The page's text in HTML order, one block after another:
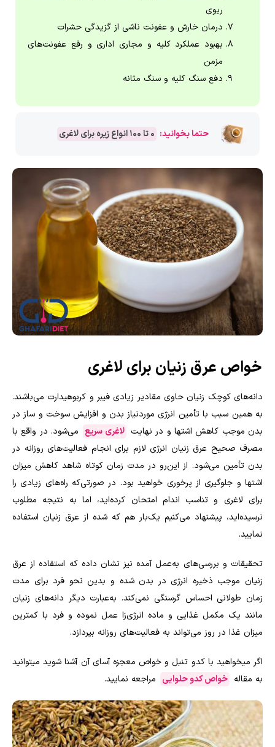
ریوی
درمان خارش و عفونت ناشی از گزیدگی حشرات
بهبود عملکرد کلیه و مجاری اداری و رفع عفونت‌های
مزمن
دفع سنگ کلیه و سنگ مثانه
حتما بخوانید: 0 تا 100 انواع زیره برای لاغری
خواص عرق زنیان برای لاغری
دانه‌های کوچک زنیان حاوی مقادیر زیادی فیبر و کربوهیدارت می‌باشند.
به همین سبب با تأمین انرژی موردنیاز بدن و افزایش سوخت و ساز در
بدن موجب کاهش اشتها و در نهایت لاغری سریع می‌شود. در واقع با
مصرف صحیح عرق زنیان انرژی لازم برای انجام فعالیت‌های روزانه در
بدن تأمین می‌شود. از این‌رو در مدت زمان کوتاه شاهد کاهش میزان
اشتها و جلوگیری از پرخوری خواهید بود. در صورتی‌که راه‌های زیادی را
برای لاغری و تناسب اندام امتحان کرده‌اید، اما به نتیجه مطلوب
نرسیده‌اید، پیشنهاد می‌کنیم یک‌بار هم که شده از عرق زنیان استفاده
نمایید.
تحقیقات و بررسی‌های به‌عمل آمده نیز نشان داده که استفاده از عرق
زنیان موجب ذخیره انرژی در بدن شده و بدین نحو فرد برای مدت
زمان طولانی احساس گرسنگی نمی‌کند. به‌عبارت دیگر دانه‌های زنیان
مانند یک مکمل غذایی و ماده انرژی‌زا عمل نموده و فرد با کمترین
میزان غذا در روز می‌تواند به فعالیت‌های روزانه بپردازد.
اگر میخواهید با کدو تنبل و خواص معجزه آسای آن آشنا شوید میتوانید
به مقاله خواص کدو حلوایی مراجعه نمایید.